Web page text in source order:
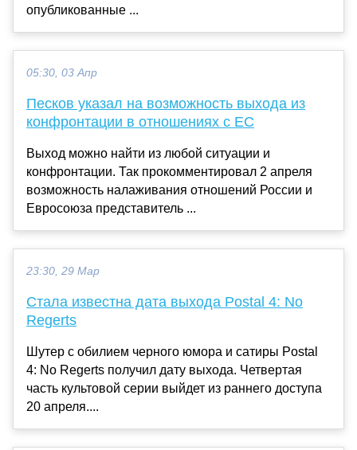
опубликованные ...
05:30, 03 Апр
Песков указал на возможность выхода из
конфронтации в отношениях с ЕС
Выход можно найти из любой ситуации и
конфронтации. Так прокомментировал 2 апреля
возможность налаживания отношений России и
Евросоюза представитель ...
23:30, 29 Мар
Стала известна дата выхода Postal 4: No
Regerts
Шутер с обилием черного юмора и сатиры Postal
4: No Regerts получил дату выхода. Четвертая
часть культовой серии выйдет из раннего доступа
20 апреля....